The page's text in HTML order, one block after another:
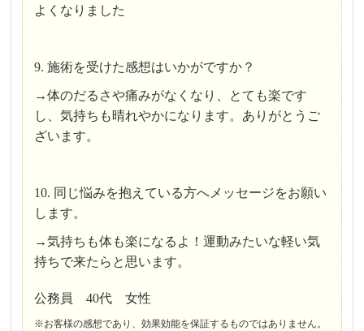
よくなりました
9. 施術を受けた感想はいかがですか？
→体のだるさや痛みがなくなり、とても楽です
し、気持ちも晴れやかになります。ありがとうご
ざいます。
10. 同じ悩みを抱えている方へメッセージをお願い
します。
→気持ちも体も楽になるよ！運動みたいな軽い気
持ちで来たらと思います。
公務員 40代 女性
※お客様の感想であり、効果効能を保証するものではありません。